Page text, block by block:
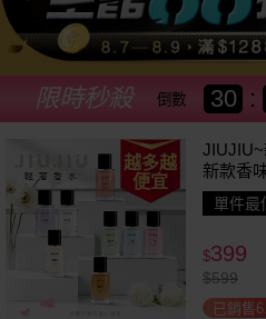
限時秒殺 倒數 30 :
越多越
便宜
新款香
牌平替
單件最
$399
$599
已銷售